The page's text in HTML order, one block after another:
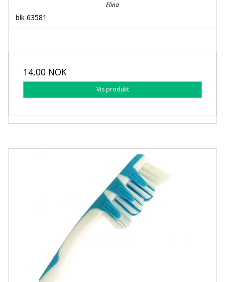
Elina
blk 63581
14,00 NOK
Vis produkt